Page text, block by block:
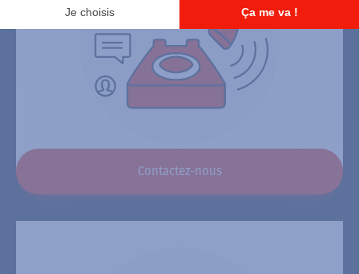
Contactez-nous